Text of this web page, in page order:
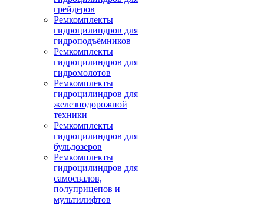
грейдеров
Ремкомплекты
гидроцилиндров для
гидроподъёмников
Ремкомплекты
гидроцилиндров для
гидромолотов
Ремкомплекты
гидроцилиндров для
железнодорожной
техники
Ремкомплекты
гидроцилиндров для
бульдозеров
Ремкомплекты
гидроцилиндров для
самосвалов,
полуприцепов и
мультилифтов